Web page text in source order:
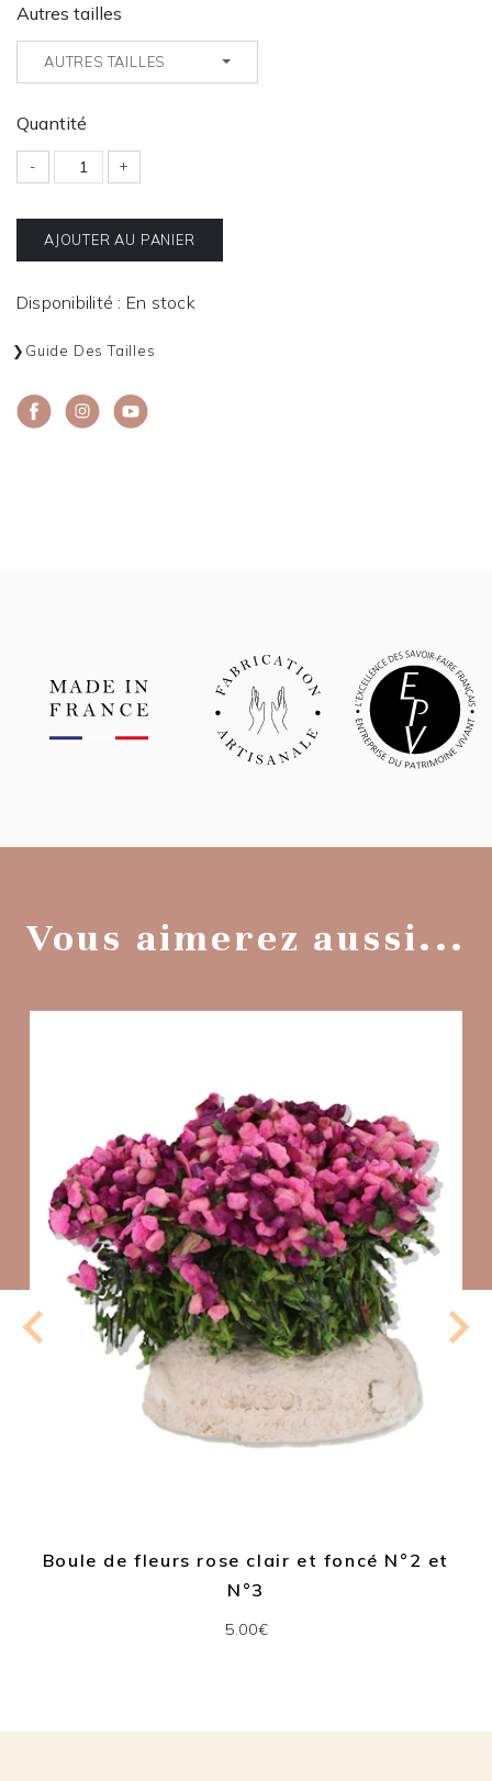
Autres tailles
AUTRES TAILLES
Quantité
- +
AJOUTER AU PANIER
Disponibilité : En stock
Guide Des Tailles
Vous aimerez aussi...
Boule de fleurs rose clair et foncé N°2 et
N°3
5.00€